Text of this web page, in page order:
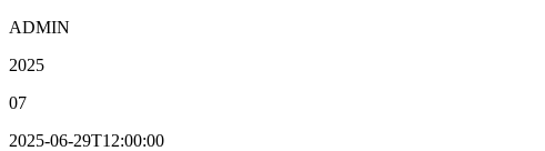
ADMIN
2025
07
2025-06-29T12:00:00